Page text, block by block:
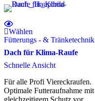
Wählen
Fütterungs - & Tränketechnik
Dach für Klima-Raufe
Schnelle Ansicht
Für alle Profi Viereckraufen.
Optimale Futteraufnahme mit
gleichzeitigem Schutz vor